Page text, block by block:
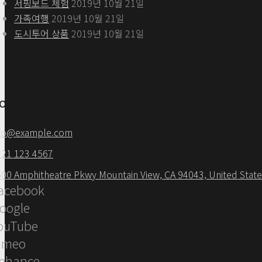
가족여행 2019년 10월 21일
도시투어 상품 2019년 10월 21일
123 4567
Amphitheatre Pkwy Mountain View, CA 94043, United